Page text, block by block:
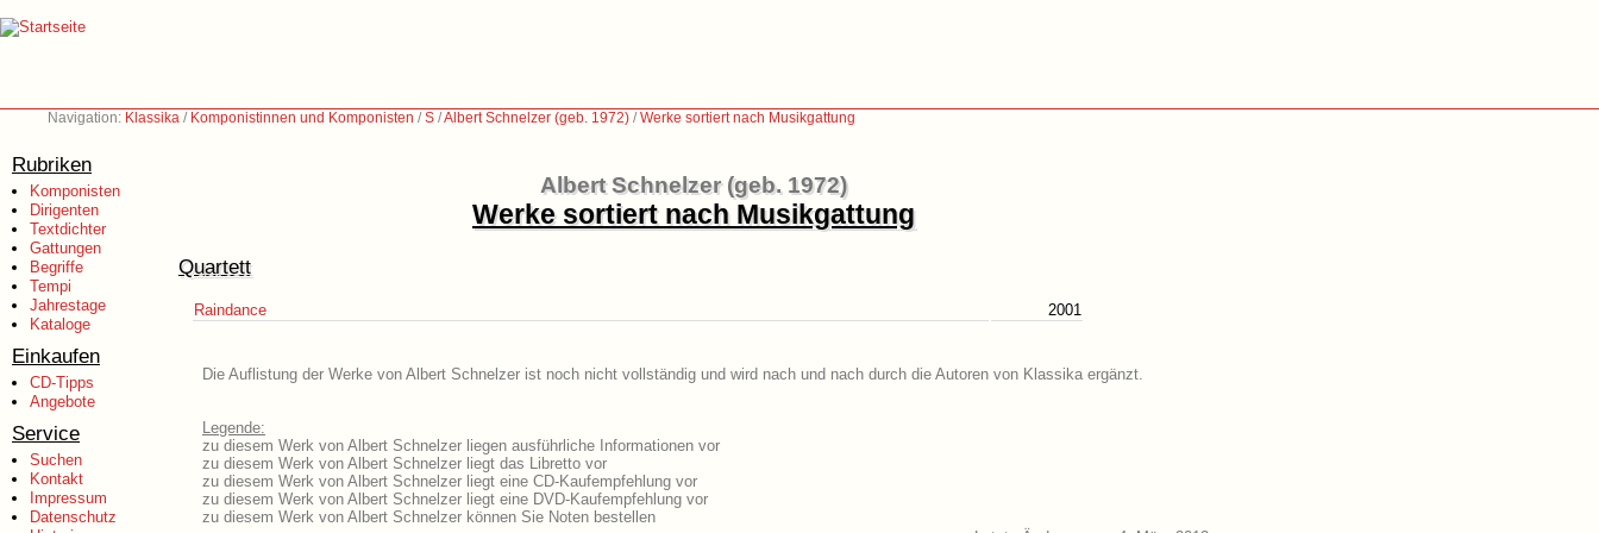
Navigation: Klassika / Komponistinnen und Komponisten /S /Albert Schnelzer (geb. 1972) /Werke sortiert nach Musikgattung
Rubriken
Komponisten
Dirigenten
Textdichter
Gattungen
Begriffe
Tempi
Jahrestage
Kataloge
Einkaufen
CD-Tipps
Angebote
Service
Suchen
Kontakt
Impressum
Datenschutz
Albert Schnelzer (geb. 1972)
Werke sortiert nach Musikgattung
Quartett
Raindance 2001
Die Auflistung der Werke von Albert Schnelzer ist noch nicht vollständig und wird nach und nach durch die Autoren von Klassika ergänzt.
Legende:
zu diesem Werk von Albert Schnelzer liegen ausführliche Informationen vor
zu diesem Werk von Albert Schnelzer liegt das Libretto vor
zu diesem Werk von Albert Schnelzer liegt eine CD-Kaufempfehlung vor
zu diesem Werk von Albert Schnelzer liegt eine DVD-Kaufempfehlung vor
zu diesem Werk von Albert Schnelzer können Sie Noten bestellen